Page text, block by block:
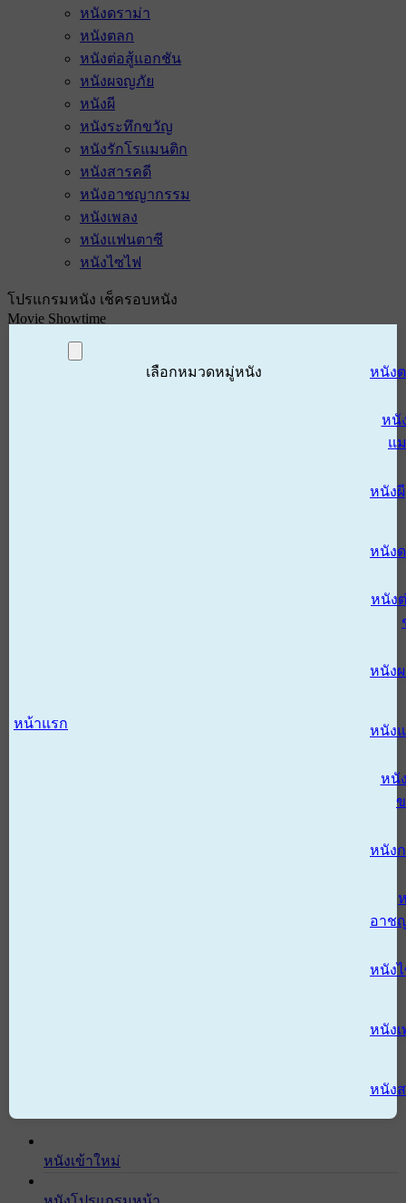
หนังดราม่า
หนังตลก
หนังต่อสู้แอกชัน
หนังผจญภัย
หนังผี
หนังระทึกขวัญ
หนังรักโรแมนติก
หนังสารคดี
หนังอาชญากรรม
หนังเพลง
หนังแฟนตาซี
หนังไซไฟ
โปรแกรมหนัง เช็ครอบหนัง
Movie Showtime
หน้าแรก
เลือกหมวดหมู่หนัง หนัง
หนั
แ
หนังผี
หนัง
หนัง
หนัง
หนัง
หนั
หนัง
อาช
หนัง
หนังเ
หนัง
หนังเข้าใหม่